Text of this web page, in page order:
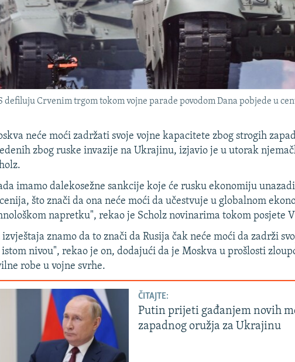
defiluju Crvenim trgom tokom vojne parade povodom Dana pobjede u
neće moći zadržati svoje vojne kapacitete zbog strogih
zbog ruske invazije na Ukrajinu, izjavio je u utorak
imamo dalekosežne sankcije koje će rusku ekonomiju
što znači da ona neće moći da učestvuje u globalnom
napretku", rekao je Scholz novinarima tokom posjete
izvještaja znamo da to znači da Rusija čak neće moći da zadrži
istom nivou", rekao je on, dodajući da je Moskva u prošlosti
robe u vojne svrhe.
ČITAJTE:
Putin prijeti gađanjem novih
zapadnog oružja za Ukrajinu